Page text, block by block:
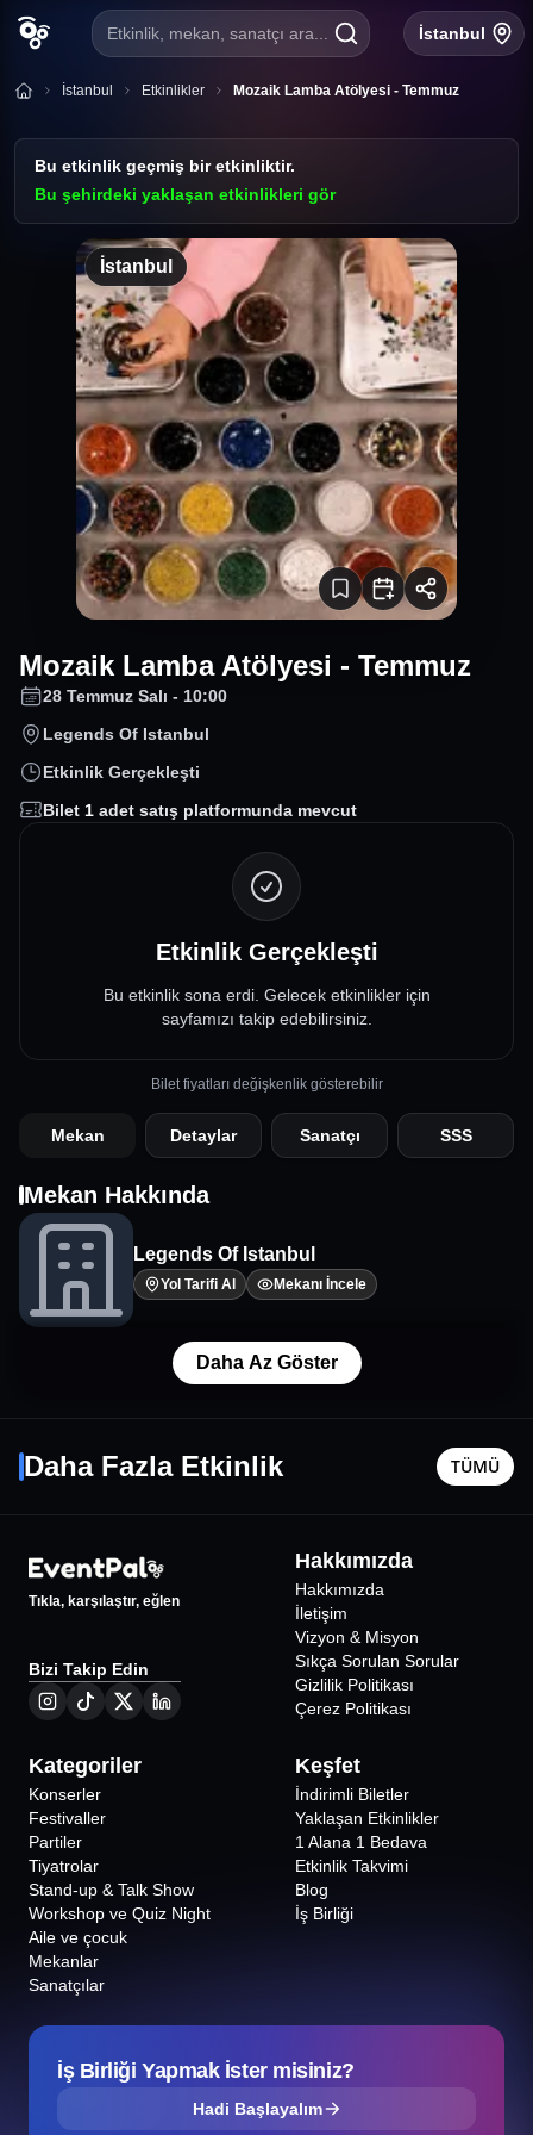
Etkinlik, mekan, sanatçı ara... İstanbul
İstanbul Etkinlikler Mozaik Lamba Atölyesi - Temmuz
Bu etkinlik geçmiş bir etkinliktir.
Bu şehirdeki yaklaşan etkinlikleri gör
İstanbul
Mozaik Lamba Atölyesi - Temmuz
28 Temmuz Salı - 10:00
Legends Of Istanbul
Etkinlik Gerçekleşti
Bilet 1 adet satış platformunda mevcut
Etkinlik Gerçekleşti
Bu etkinlik sona erdi. Gelecek etkinlikler için
sayfamızı takip edebilirsiniz.
Bilet fiyatları değişkenlik gösterebilir
Mekan Detaylar Sanatçı SSS
Mekan Hakkında
Legends Of Istanbul
Yol Tarifi Al Mekanı İncele
Daha Az Göster
Daha Fazla Etkinlik TÜMÜ
%62 İNDİRİMLİ
İstanbul
Harbiye Cemil Topuzlu Açıkhava Tiyatrosu
22
İstanbul
Tıkla, karşılaştır, eğlen
Bizi Takip Edin
Hakkımızda
Hakkımızda
İletişim
Vizyon & Misyon
Sıkça Sorulan Sorular
Gizlilik Politikası
Çerez Politikası
Kategoriler
Konserler
Festivaller
Partiler
Tiyatrolar
Stand-up & Talk Show
Workshop ve Quiz Night
Aile ve çocuk
Mekanlar
Sanatçılar
Keşfet
İndirimli Biletler
Yaklaşan Etkinlikler
1 Alana 1 Bedava
Etkinlik Takvimi
Blog
İş Birliği
İş Birliği Yapmak İster misiniz?
Hadi Başlayalım